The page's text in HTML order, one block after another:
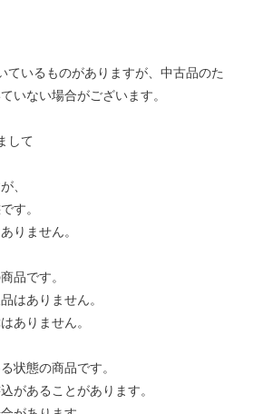
ているものがありますが、中古品のた
いない場合がございます。
して
、
す。
ません。
です。
ありません。
りません。
態の商品です。
あることがあります。